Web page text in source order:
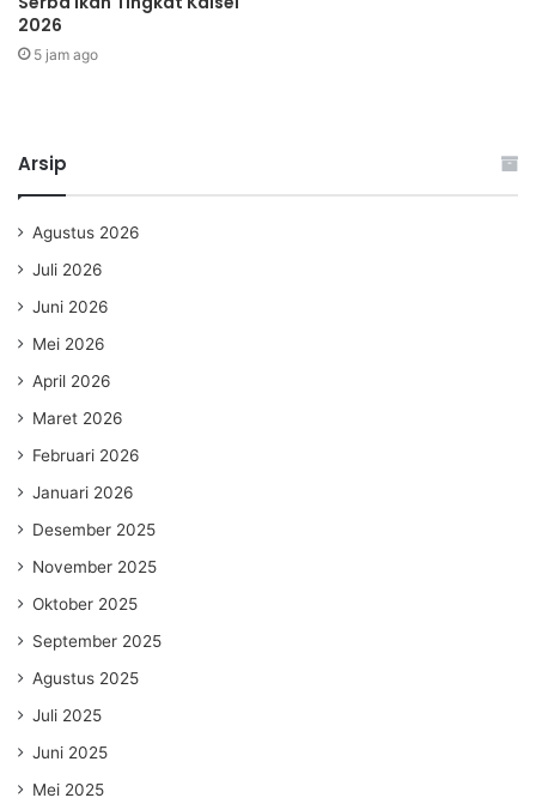
2026
5 jam ago
Arsip
Agustus 2026
Juli 2026
Juni 2026
Mei 2026
April 2026
Maret 2026
Februari 2026
Januari 2026
Desember 2025
November 2025
Oktober 2025
September 2025
Agustus 2025
Juli 2025
Juni 2025
Mei 2025